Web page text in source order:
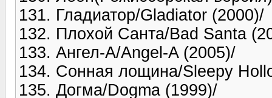
131. Гладиатор/Gladiator (2000)/
132. Плохой Санта/Bad Santa
133. Ангел-А/Angel-A (2005)/
134. Сонная лощина/Sleepy
135. Догма/Dogma (1999)/